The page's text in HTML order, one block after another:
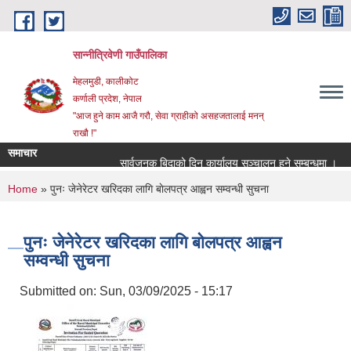
Skip to main content
सान्नीत्रिवेणी गाउँपालिका
मेहलमुडी, कालीकोट
कर्णाली प्रदेश, नेपाल
"आज हुने काम आजै गरौ, सेवा ग्राहीको असहजतालाई मनन्
राखौ !"
समाचार
सार्वजनुक बिदाको दिन कार्यालय सञ्चालन हुने सम्बन्धमा ।
You are here
Home » पुनः जेनेरेटर खरिदका लागि बाेलपत्र आह्वन सम्वन्धी सुचना
पुनः जेनेरेटर खरिदका लागि बाेलपत्र आह्वन
सम्वन्धी सुचना
Submitted on: Sun, 03/09/2025 - 15:17